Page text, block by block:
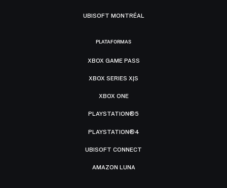
UBISOFT MONTRÉAL
PLATAFORMAS
XBOX GAME PASS
XBOX SERIES X|S
XBOX ONE
PLAYSTATION®5
PLAYSTATION®4
UBISOFT CONNECT
AMAZON LUNA